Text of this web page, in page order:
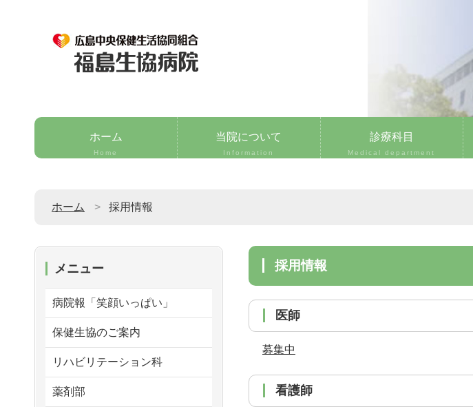
ホーム
Home
当院について
Information
診療科目
Medical department
ホーム 採用情報
採用情報
医師
募集中
看護師
メニュー
病院報「笑顔いっぱい」
保健生協のご案内
リハビリテーション科
薬剤部